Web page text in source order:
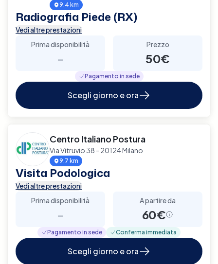
9.4 km
Radiografia Piede (RX)
Vedi altre prestazioni
Prima disponibilità
-
Prezzo
50€
Pagamento in sede
Scegli giorno e ora
Centro Italiano Postura
Via Vitruvio 38 - 20124 Milano
9.7 km
Visita Podologica
Vedi altre prestazioni
Prima disponibilità
-
A partire da
60€
Pagamento in sede Conferma immediata
Scegli giorno e ora